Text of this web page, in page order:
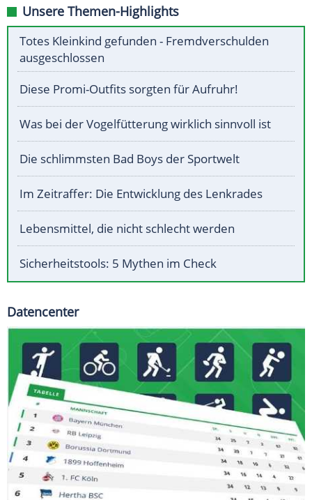
Unsere Themen-Highlights
Totes Kleinkind gefunden - Fremdverschulden
ausgeschlossen
Diese Promi-Outfits sorgten für Aufruhr!
Was bei der Vogelfütterung wirklich sinnvoll ist
Die schlimmsten Bad Boys der Sportwelt
Im Zeitraffer: Die Entwicklung des Lenkrades
Lebensmittel, die nicht schlecht werden
Sicherheitstools: 5 Mythen im Check
Datencenter